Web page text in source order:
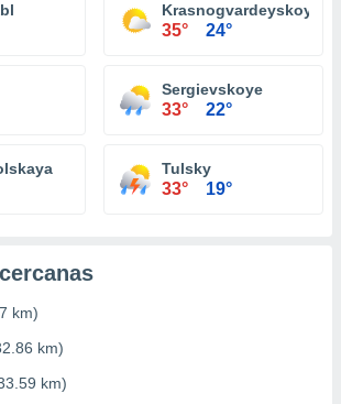
Krasnogvardeyskoye
35° 24°
Sergievskoye
33° 22°
Tulsky
33° 19°
km)
km)
km)